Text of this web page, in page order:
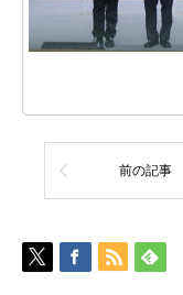
前の記事